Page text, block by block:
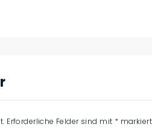
Erforderliche Felder sind mit * markiert